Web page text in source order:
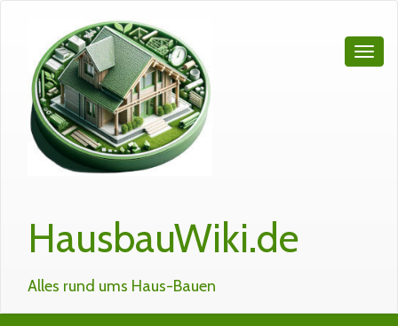
HausbauWiki.de
Alles rund ums Haus-Bauen